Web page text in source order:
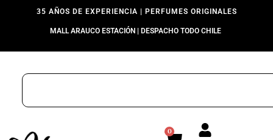
35 AÑOS DE EXPERIENCIA | PERFUMES ORIGINALES
MALL ARAUCO ESTACIÓN | DESPACHO TODO CHILE
0